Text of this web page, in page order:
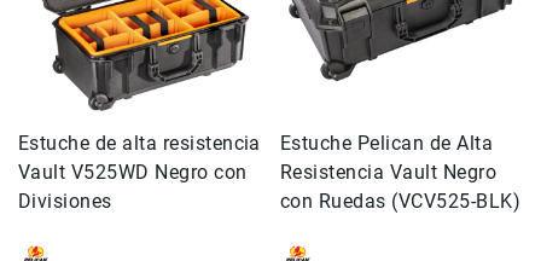
Cuidados
y
Mantenimiento
Marco
Accesorios
Abrazaderas
Estuche de alta resistencia
Vault V525WD Negro con
Divisiones
Estuche Pelican de Alta
Resistencia Vault Negro
con Ruedas (VCV525-BLK)